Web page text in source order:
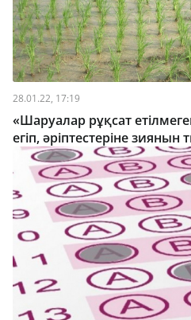
28.01.22, 17:19
«Шаруалар рұқсат
егіп, әріптестеріне зиянын